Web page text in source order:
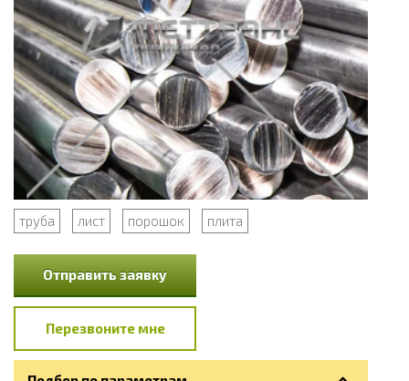
труба лист порошок плита
Отправить заявку
Перезвоните мне